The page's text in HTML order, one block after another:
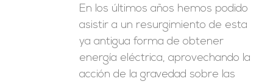
En los últimos años hemos podido
asistir a un resurgimiento de esta
ya antigua forma de obtener
energía eléctrica, aprovechando la
acción de la gravedad sobre las